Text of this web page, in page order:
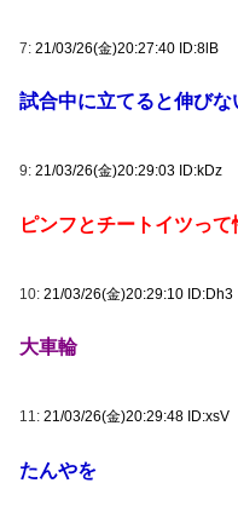
7: 21/03/26(金)20:27:40 ID:8lB
試合中に立てると伸び
9: 21/03/26(金)20:29:03 ID:kDz
ピンフとチートイツっ
10: 21/03/26(金)20:29:10 ID:Dh3
大車輪
11: 21/03/26(金)20:29:48 ID:xsV
たんやを